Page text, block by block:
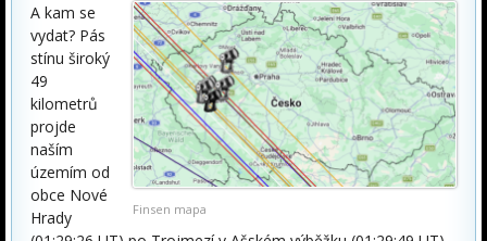
Finsen mapa
A kam se
vydat? Pás
stínu široký
49
kilometrů
projde
naším
územím od
obce Nové
Hrady